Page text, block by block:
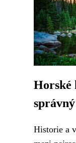
Horské
Historie a